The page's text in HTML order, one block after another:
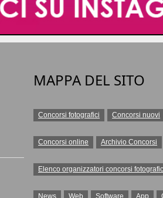
MAPPA DEL SITO
Concorsi fotografici Concorsi nuovi
Concorsi online Archivio Concorsi
Elenco organizzatori concorsi
News Web Software App